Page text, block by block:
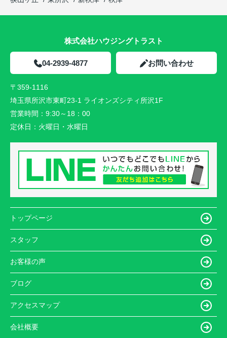
株式会社ハウジングトラスト
04-2939-4877 お問い合わせ
〒359-1116
埼玉県所沢市東町23-1 ライオンズシティ所沢1F
営業時間： 9:30～18：00
定休日： 火曜日・水曜日
トップページ
スタッフ
お客様の声
ブログ
アクセスマップ
会社概要